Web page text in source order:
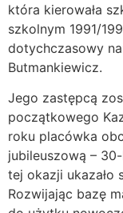
która kierowała
szkolnym 1991/
dotychczasowy
Butmankiewicz.
Jego zastępcą
początkowego
roku placówka
jubileuszową –
tej okazji ukazało
Rozwijając bazę